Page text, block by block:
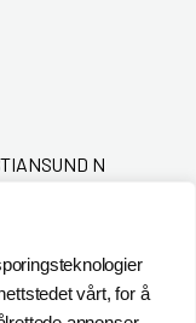
vårt, for å
N